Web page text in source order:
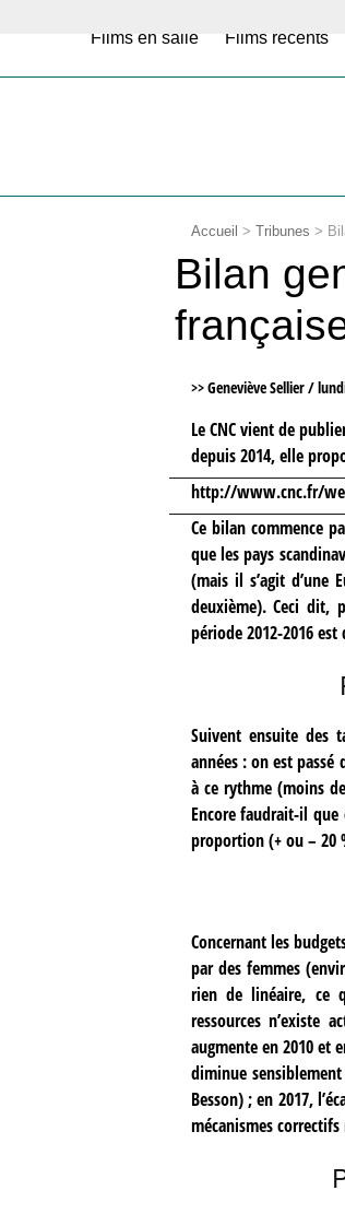
Films en salle Films récents
Accueil > Tribunes >
Bilan
>> Geneviève Sellier /
Le CNC vient de
depuis 2014, elle
http://www.cnc.fr/
Ce bilan commence
que les pays
(mais il s’agit d’une
deuxième). Ceci dit,
période 2012-2016
Suivent ensuite des
années : on est passé
à ce rythme (moins
Encore faudrait-il
proportion (+ ou – 20
Concernant les
par des femmes
rien de linéaire, ce
ressources n’existe
augmente en 2010 et
diminue
Besson) ; en 2017,
mécanismes